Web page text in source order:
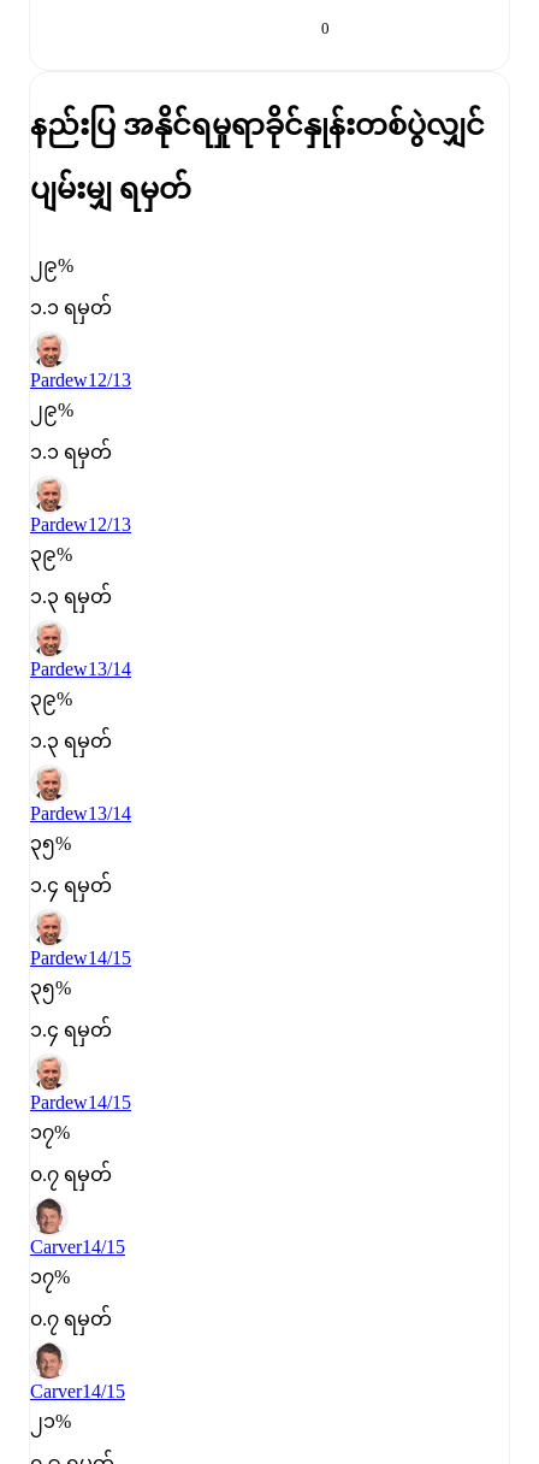
0
နည်းပြ အနိုင်ရမှုရာခိုင်နှုန်းတစ်ပွဲလျှင်
ပျမ်းမျှ ရမှတ်
၂၉%
၁.၁ ရမှတ်
Pardew12/13
၂၉%
၁.၁ ရမှတ်
Pardew12/13
၃၉%
၁.၃ ရမှတ်
Pardew13/14
၃၉%
၁.၃ ရမှတ်
Pardew13/14
၃၅%
၁.၄ ရမှတ်
Pardew14/15
၃၅%
၁.၄ ရမှတ်
Pardew14/15
၁၇%
၀.၇ ရမှတ်
Carver14/15
၁၇%
၀.၇ ရမှတ်
Carver14/15
၂၁%